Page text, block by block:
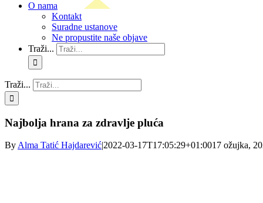
O nama
Kontakt
Suradne ustanove
Ne propustite naše objave
Traži...
Traži...
Najbolja hrana za zdravlje pluća
ByAlma Tatić Hajdarević|2022-03-17T17:05:29+01:0017 ožujka,